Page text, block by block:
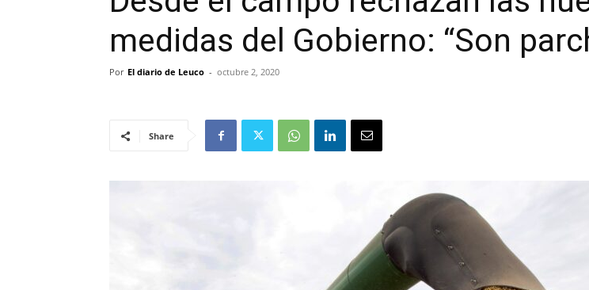
medidas del Gobierno: “Son
Por El diario de Leuco - octubre 2, 2020
Share